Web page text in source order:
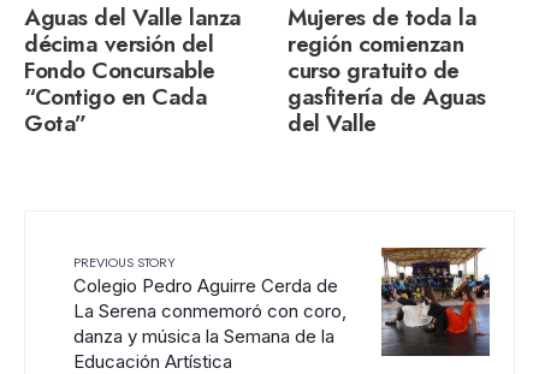
Aguas del Valle lanza
décima versión del
Fondo Concursable
“Contigo en Cada
Gota”
Mujeres de toda la
región comienzan
curso gratuito de
gasfitería de Aguas
del Valle
PREVIOUS STORY
Colegio Pedro Aguirre Cerda de
La Serena conmemoró con coro,
danza y música la Semana de la
Educación Artística